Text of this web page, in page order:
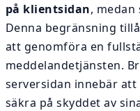
på klientsidan,
Denna begränsning
att genomföra en
meddelandetjänsten.
serversidan innebär
säkra på skyddet av